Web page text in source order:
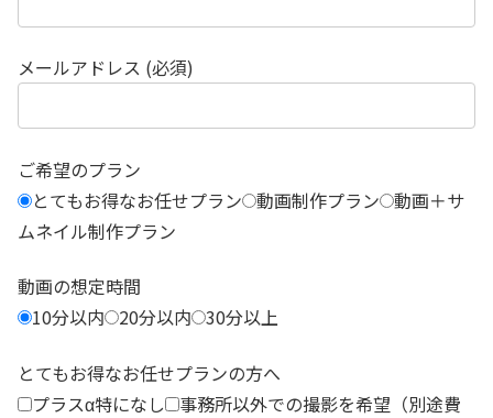
メールアドレス (必須)
ご希望のプラン
とてもお得なお任せプラン 動画制作プラン 動画＋サ
ムネイル制作プラン
動画の想定時間
10分以内
20分以内 30分以上
とてもお得なお任せプランの方へ
プラスα特になし
事務所以外での撮影を希望（別途費